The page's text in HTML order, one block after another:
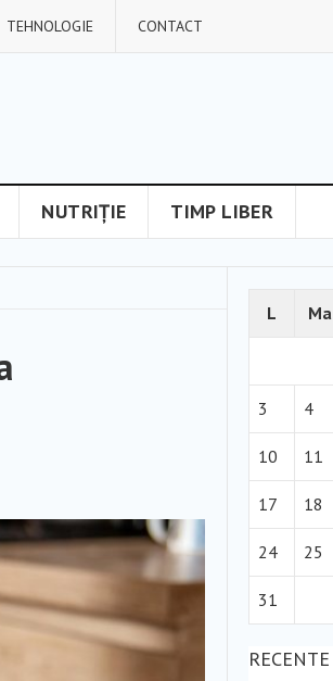
TEHNOLOGIE CONTACT
NUTRIȚIE TIMP LIBER
L Ma
3 4
10 11
17 18
24 25
31
RECENTE